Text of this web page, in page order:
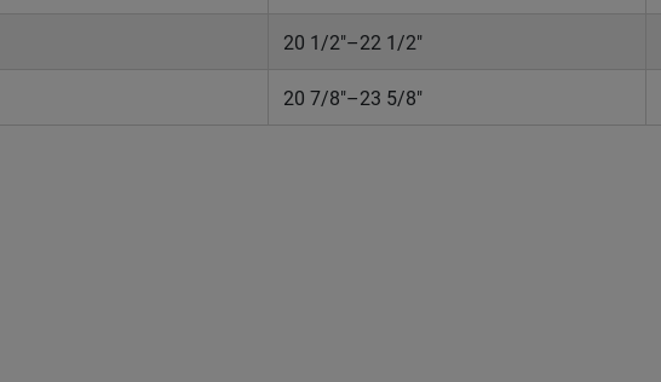
20 1/2"–22 1/2"
20 7/8"–23 5/8"